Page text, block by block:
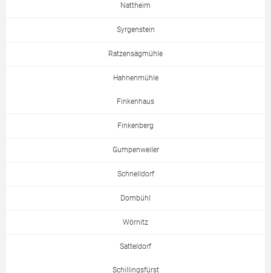
Nattheim
Syrgenstein
Ratzensägmühle
Hahnenmühle
Finkenhaus
Finkenberg
Gumpenweiler
Schnelldorf
Dombühl
Wörnitz
Satteldorf
Schillingsfürst